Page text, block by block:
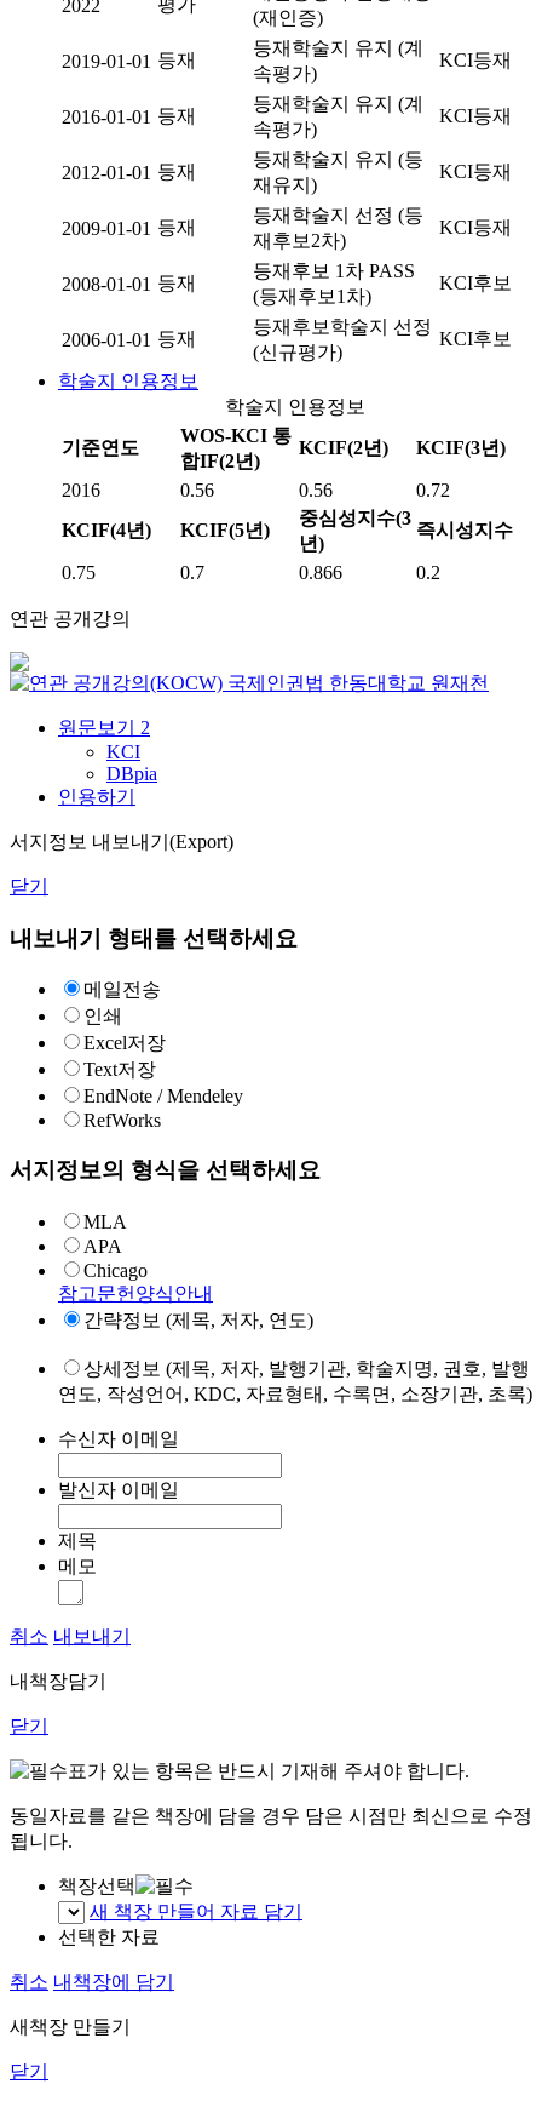
2022 평가
(재인증)
2019-01-01 등재
등재학술지 유지 (계
속평가)
KCI등재
2016-01-01 등재
등재학술지 유지 (계
속평가)
KCI등재
2012-01-01 등재
등재학술지 유지 (등
재유지)
KCI등재
2009-01-01 등재
등재학술지 선정 (등
재후보2차)
KCI등재
2008-01-01 등재
등재후보 1차 PASS
(등재후보1차)
KCI후보
2006-01-01 등재
등재후보학술지 선정
(신규평가)
KCI후보
학술지 인용정보
학술지 인용정보
기준연도
WOS-KCI 통
합IF(2년)
KCIF(2년) KCIF(3년)
2016 0.56 0.56
0.72
KCIF(4년)
KCIF(5년)
중심성지수(3
년)
즉시성지수
0.75 0.7 0.866 0.2
연관 공개강의
국제인권법 한동대학교 원재천
원문보기 2
KCI
DBpia
인용하기
서지정보 내보내기(Export)
닫기
내보내기 형태를 선택하세요
메일전송
인쇄
Excel저장
Text저장
EndNote / Mendeley
RefWorks
서지정보의 형식을 선택하세요
MLA
APA
Chicago
참고문헌양식안내
간략정보 (제목, 저자, 연도)
상세정보 (제목, 저자, 발행기관, 학술지명, 권호, 발행
연도, 작성언어, KDC, 자료형태, 수록면, 소장기관, 초록)
수신자 이메일
발신자 이메일
제목
메모
취소 내보내기
내책장담기
닫기
표가 있는 항목은 반드시 기재해 주셔야 합니다.
동일자료를 같은 책장에 담을 경우 담은 시점만 최신으로 수정
됩니다.
책장선택
새 책장 만들어 자료 담기
선택한 자료
취소 내책장에 담기
새책장 만들기
닫기